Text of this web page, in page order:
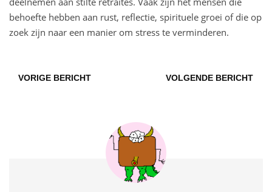
behoefte hebben aan rust, reflectie, spirituele groei of die op
zoek zijn naar een manier om stress te verminderen.
VORIGE BERICHT VOLGENDE BERICHT